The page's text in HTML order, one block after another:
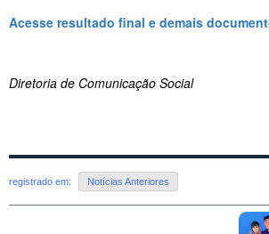
Acesse resultado final e demais
Diretoria de Comunicação Social
registrado em: Notícias Anteriores